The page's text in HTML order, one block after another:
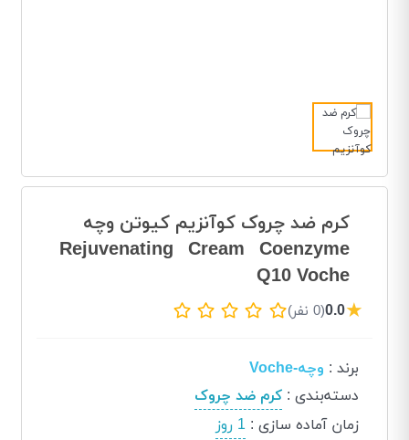
کرم ضد چروک کوآنزیم کیوتن وچه
Rejuvenating Cream Coenzyme
Q10 Voche
★
0.0(0 نفر)
برند : وچه-Voche
دسته‌بندی :کرم ضد چروک
زمان آماده سازی :1 روز